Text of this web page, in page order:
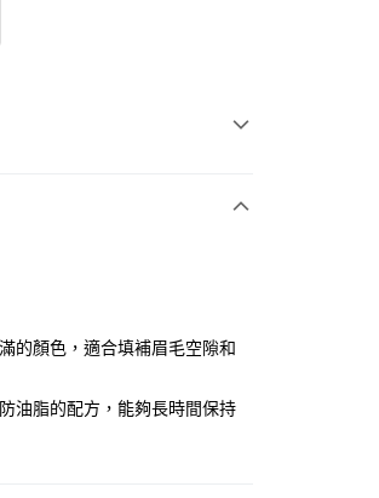
的顏色，適合填補眉毛空隙和
油脂的配方，能夠長時間保持